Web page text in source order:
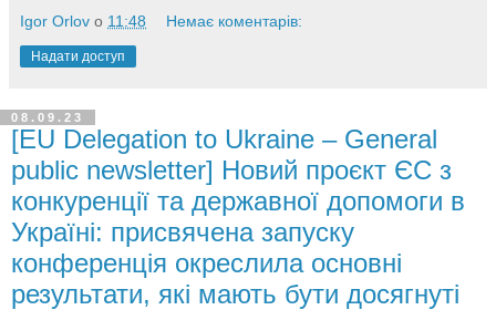
Igor Orlov о 11:48 Немає коментарів:
Надати доступ
08.09.23
[EU Delegation to Ukraine – General
public newsletter] Новий проєкт ЄС з
конкуренції та державної допомоги в
Україні: присвячена запуску
конференція окреслила основні
результати, які мають бути досягнуті